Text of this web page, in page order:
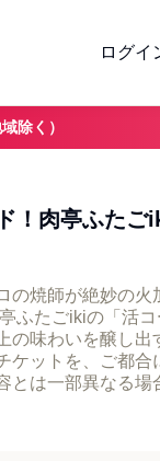
ログイ
除く）
！肉亭ふた
の焼師が絶妙の
ふたごikiの「活
の味わいを醸し出
ケットを、ご都
は一部異なる場